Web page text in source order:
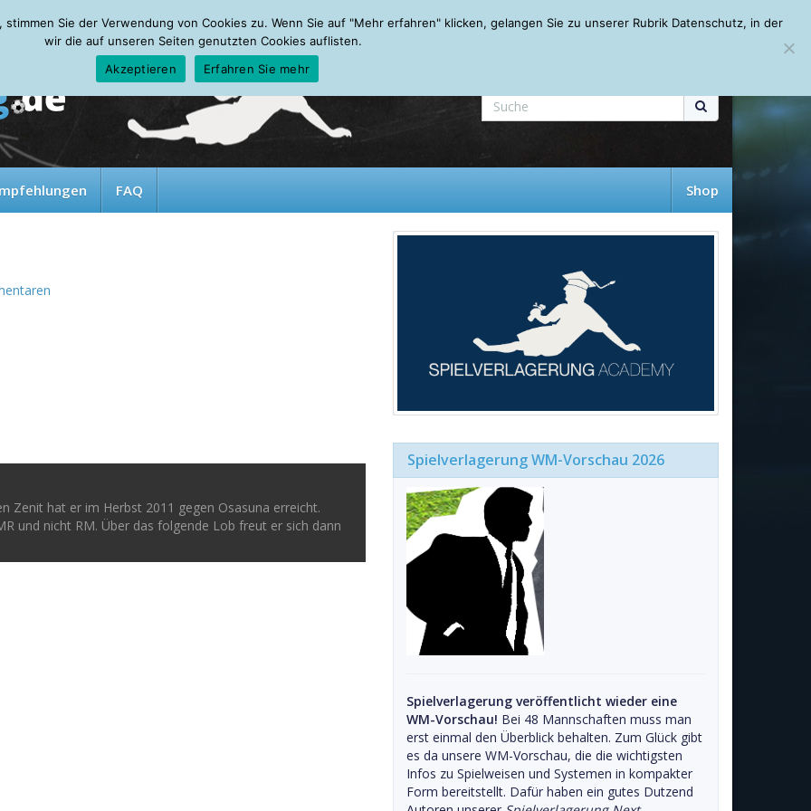
Mein Account About Autoren Leseempfehlungen FAQ
FAQ Shop
Zenit hat er im Herbst 2011 gegen Osasuna erreicht.
und nicht RM. Über das folgende Lob freut er sich dann
Spielverlagerung WM-Vorschau 2026
Spielverlagerung veröffentlicht wieder eine
WM-Vorschau! Bei 48 Mannschaften muss man
erst einmal den Überblick behalten. Zum Glück gibt
es da unsere WM-Vorschau, die die wichtigsten
Infos zu Spielweisen und Systemen in kompakter
Form bereitstellt. Dafür haben ein gutes Dutzend
Sie der Verwendung von Cookies zu. Wenn Sie auf "Mehr erfahren" klicken, gelangen Sie zu unserer Rubrik Datenschutz, in der
wir die auf unseren Seiten genutzten Cookies auflisten.
Akzeptieren
Erfahren Sie mehr